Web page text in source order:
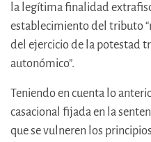
la legítima finalidad
establecimiento del tributo
del ejercicio de la potestad
autonómico”.
Teniendo en cuenta lo
casacional fijada en la
que se vulneren los